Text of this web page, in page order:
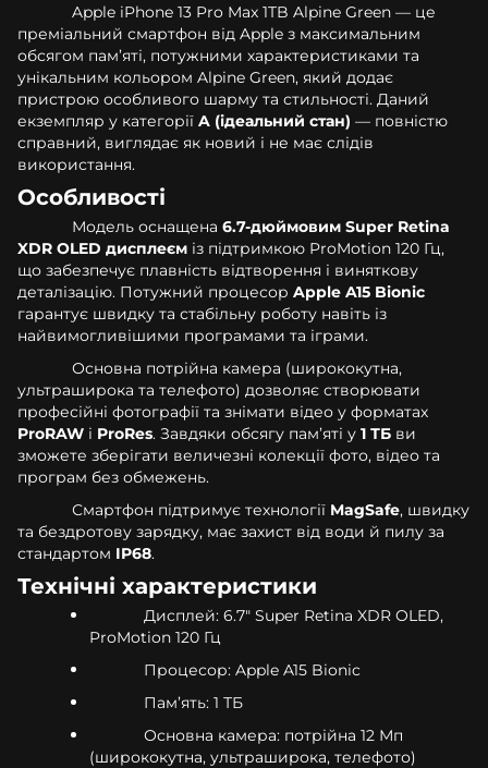
Apple iPhone 13 Pro Max 1TB Alpine Green — це
преміальний смартфон від Apple з максимальним
обсягом пам’яті, потужними характеристиками та
унікальним кольором Alpine Green, який додає
пристрою особливого шарму та стильності. Даний
екземпляр у категорії A (ідеальний стан) — повністю
справний, виглядає як новий і не має слідів
використання.
Особливості
Модель оснащена 6.7-дюймовим Super Retina
XDR OLED дисплеєм із підтримкою ProMotion 120 Гц,
що забезпечує плавність відтворення і виняткову
деталізацію. Потужний процесор Apple A15 Bionic
гарантує швидку та стабільну роботу навіть із
найвимогливішими програмами та іграми.
Основна потрійна камера (ширококутна,
ультраширока та телефото) дозволяє створювати
професійні фотографії та знімати відео у форматах
ProRAW і ProRes. Завдяки обсягу пам’яті у 1 ТБ ви
зможете зберігати величезні колекції фото, відео та
програм без обмежень.
Смартфон підтримує технології MagSafe, швидку
та бездротову зарядку, має захист від води й пилу за
стандартом IP68.
Технічні характеристики
Дисплей: 6.7" Super Retina XDR OLED,
ProMotion 120 Гц
Процесор: Apple A15 Bionic
Пам’ять: 1 ТБ
Основна камера: потрійна 12 Мп
(ширококутна, ультраширока, телефото)